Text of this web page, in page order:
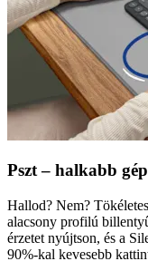
Pszt – halkabb
Hallod? Nem?
alacsony profilú
érzetet nyújtson, és a
90%-kal kevesebb